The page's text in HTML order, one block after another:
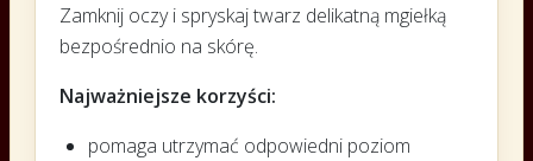
Zamknij oczy i spryskaj twarz delikatną mgiełką
bezpośrednio na skórę.
Najważniejsze korzyści:
pomaga utrzymać odpowiedni poziom